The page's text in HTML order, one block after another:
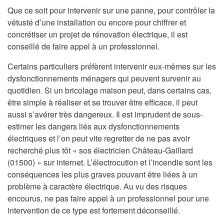
Que ce soit pour intervenir sur une panne, pour contrôler la
vétusté d’une installation ou encore pour chiffrer et
concrétiser un projet de rénovation électrique, il est
conseillé de faire appel à un professionnel.
Certains particuliers préfèrent intervenir eux-mêmes sur les
dysfonctionnements ménagers qui peuvent survenir au
quotidien. Si un bricolage maison peut, dans certains cas,
être simple à réaliser et se trouver être efficace, il peut
aussi s’avérer très dangereux. Il est imprudent de sous-
estimer les dangers liés aux dysfonctionnements
électriques et l’on peut vite regretter de ne pas avoir
recherché plus tôt « sos électricien Château-Gaillard
(01500) » sur internet. L’électrocution et l’incendie sont les
conséquences les plus graves pouvant être liées à un
problème à caractère électrique. Au vu des risques
encourus, ne pas faire appel à un professionnel pour une
intervention de ce type est fortement déconseillé.